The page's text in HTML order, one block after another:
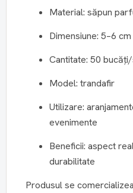
Material: săpun
Dimensiune: 5–6
Cantitate: 50
Model: trandafir
Utilizare:
evenimente
Beneficii: aspect
durabilitate
Produsul se